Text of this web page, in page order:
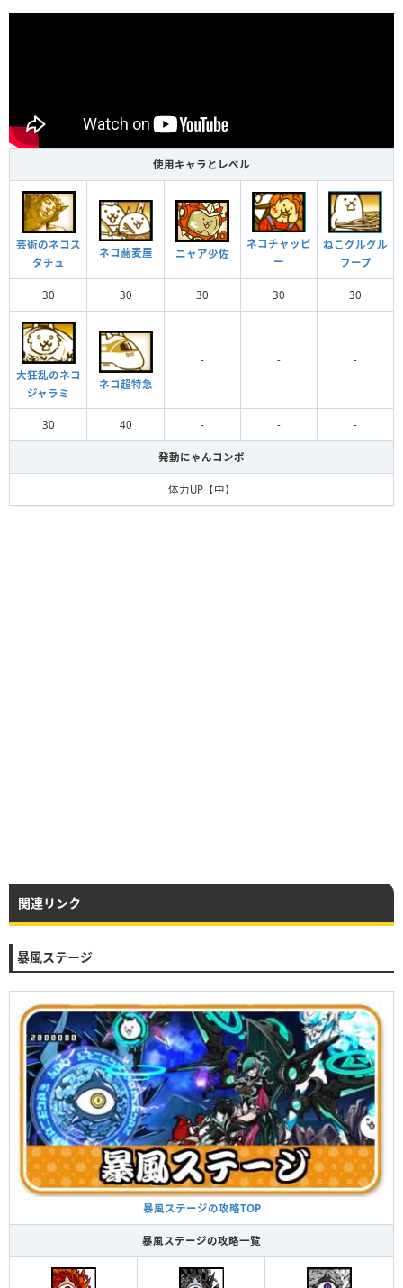
使用キャラとレベル
芸術のネコス
タチュ
ネコ蕎麦屋 ニャア少佐
ネコチャッピ
ー
ねこグルグル
フープ
30 30 30 30 30
大狂乱のネコ
ジャラミ
ネコ超特急
- - -
30 40 - - -
発動にゃんコンボ
体力UP【中】
関連リンク
暴風ステージ
暴風ステージの攻略TOP
暴風ステージの攻略一覧